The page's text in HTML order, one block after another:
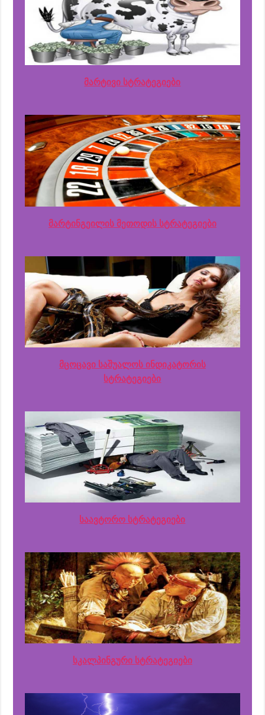
მარტივი სტრატეგიები
მარტინგეილის მეთოდის სტრატეგიები
მცოცავი საშუალოს ინდიკატორის
სტრატეგიები
საავტორო სტრატეგიები
სკალპინგური სტრატეგიები